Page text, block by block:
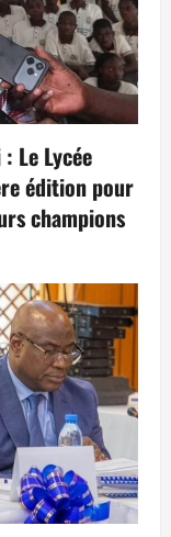
Le Lycée
édition pour
champions